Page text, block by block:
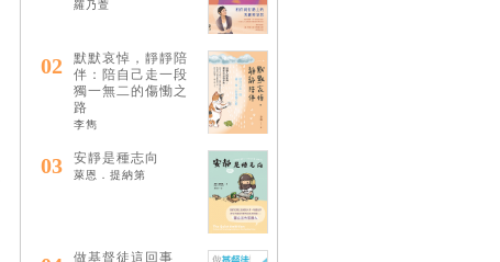
羅乃萱
02
默默哀悼，靜靜陪
伴：陪自己走一段
獨一無二的傷慟之
路
李雋
03 安靜是種志向
萊恩．提納第
做基督徒這回事